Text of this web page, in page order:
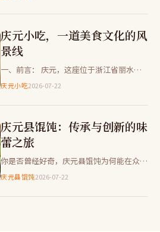
蕴而备受推崇。 这碗馄饨…
庆元小吃，一道美食文化的风
景线
一、前言： 庆元，这座位于浙江省丽水市
的古老城市，不仅有着丰富的历史文化遗
让我们一起走进庆元小吃的世…
庆元小吃2026-07-22
庆元县馄饨：传承与创新的味
蕾之旅
你是否曾经好奇，庆元县馄饨为何能在众多
地方小吃中独树一帜？今天就让我们一起走
的历史渊源 庆元馄饨…
庆元县馄饨2026-07-22